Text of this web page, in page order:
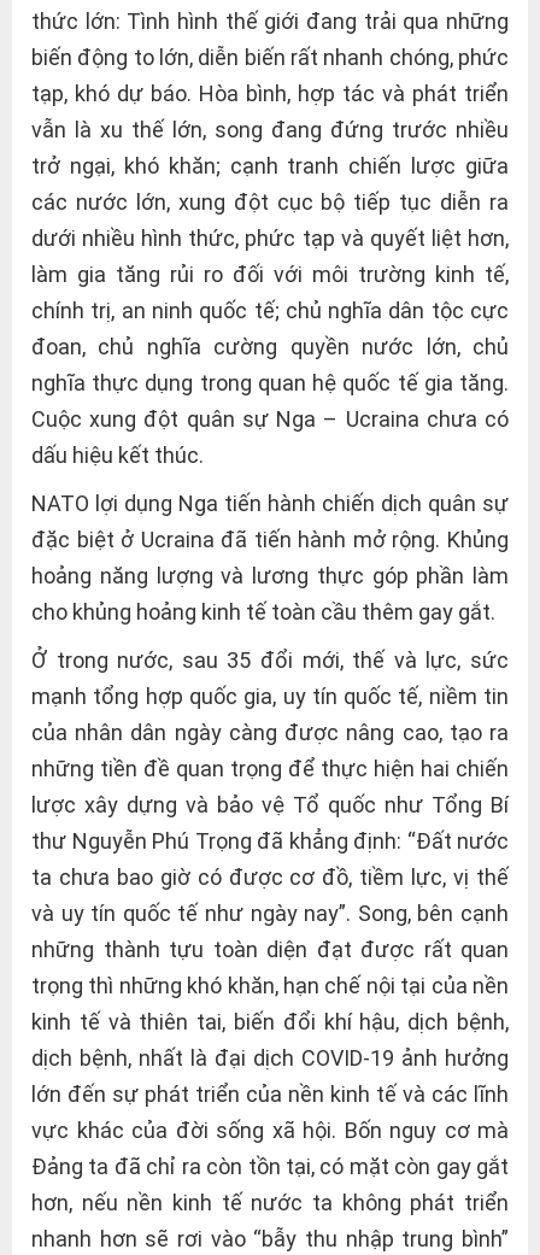
thức lớn: Tình hình thế giới đang trải qua những
biến động to lớn, diễn biến rất nhanh chóng, phức
tạp, khó dự báo. Hòa bình, hợp tác và phát triển
vẫn là xu thế lớn, song đang đứng trước nhiều
trở ngại, khó khăn; cạnh tranh chiến lược giữa
các nước lớn, xung đột cục bộ tiếp tục diễn ra
dưới nhiều hình thức, phức tạp và quyết liệt hơn,
làm gia tăng rủi ro đối với môi trường kinh tế,
chính trị, an ninh quốc tế; chủ nghĩa dân tộc cực
đoan, chủ nghĩa cường quyền nước lớn, chủ
nghĩa thực dụng trong quan hệ quốc tế gia tăng.
Cuộc xung đột quân sự Nga – Ucraina chưa có
dấu hiệu kết thúc.
NATO lợi dụng Nga tiến hành chiến dịch quân sự
đặc biệt ở Ucraina đã tiến hành mở rộng. Khủng
hoảng năng lượng và lương thực góp phần làm
cho khủng hoảng kinh tế toàn cầu thêm gay gắt.
Ở trong nước, sau 35 đổi mới, thế và lực, sức
mạnh tổng hợp quốc gia, uy tín quốc tế, niềm tin
của nhân dân ngày càng được nâng cao, tạo ra
những tiền đề quan trọng để thực hiện hai chiến
lược xây dựng và bảo vệ Tổ quốc như Tổng Bí
thư Nguyễn Phú Trọng đã khẳng định: “Đất nước
ta chưa bao giờ có được cơ đồ, tiềm lực, vị thế
và uy tín quốc tế như ngày nay”. Song, bên cạnh
những thành tựu toàn diện đạt được rất quan
trọng thì những khó khăn, hạn chế nội tại của nền
kinh tế và thiên tai, biến đổi khí hậu, dịch bệnh,
dịch bệnh, nhất là đại dịch COVID-19 ảnh hưởng
lớn đến sự phát triển của nền kinh tế và các lĩnh
vực khác của đời sống xã hội. Bốn nguy cơ mà
Đảng ta đã chỉ ra còn tồn tại, có mặt còn gay gắt
hơn, nếu nền kinh tế nước ta không phát triển
nhanh hơn sẽ rơi vào “bẫy thu nhập trung bình”